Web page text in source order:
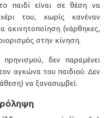
παιδί είναι σε θέση να
του, χωρίς κανέναν
ακινητοποίηση (νάρθηκες,
στην κίνηση.
δεν παραμένει
αγκώνα του παιδιού. Δεν
να ξανασυμβεί.